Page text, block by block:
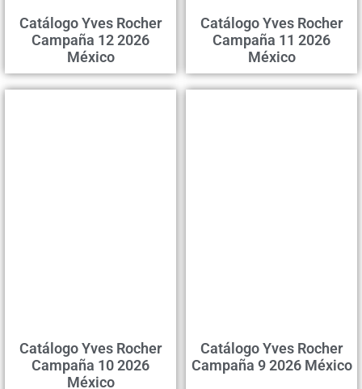
Catálogo Yves Rocher
Campaña 12 2026
México
Catálogo Yves Rocher
Campaña 11 2026
México
Catálogo Yves Rocher
Campaña 10 2026
México
Catálogo Yves Rocher
Campaña 9 2026 México